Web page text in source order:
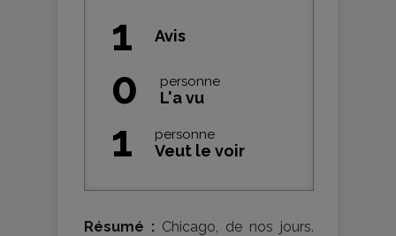
1 Avis
0 personne
L'a vu
1 personne
Veut le voir
Résumé : Chicago, de nos jours.